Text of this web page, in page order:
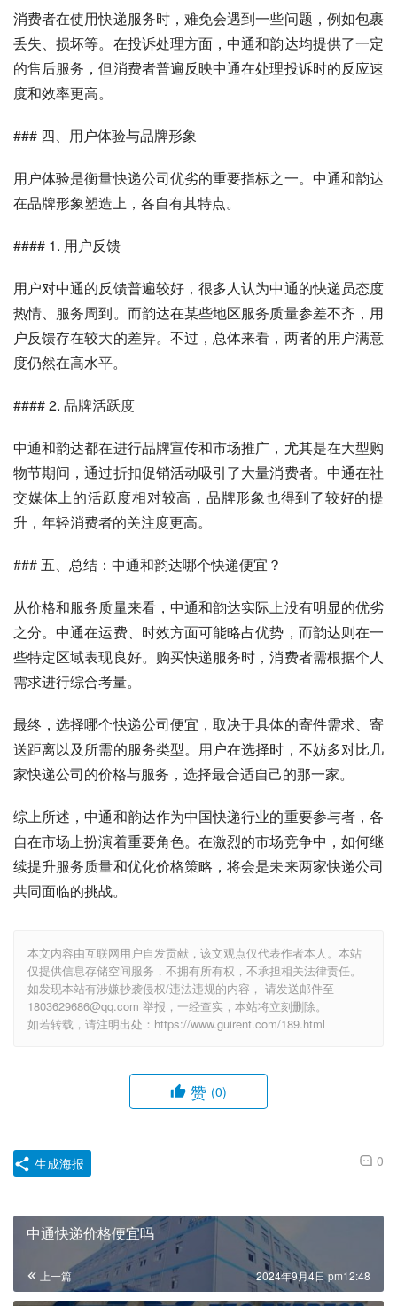
消费者在使用快递服务时，难免会遇到一些问题，例如包裹
丢失、损坏等。在投诉处理方面，中通和韵达均提供了一定
的售后服务，但消费者普遍反映中通在处理投诉时的反应速
度和效率更高。
### 四、用户体验与品牌形象
用户体验是衡量快递公司优劣的重要指标之一。中通和韵达
在品牌形象塑造上，各自有其特点。
#### 1. 用户反馈
用户对中通的反馈普遍较好，很多人认为中通的快递员态度
热情、服务周到。而韵达在某些地区服务质量参差不齐，用
户反馈存在较大的差异。不过，总体来看，两者的用户满意
度仍然在高水平。
#### 2. 品牌活跃度
中通和韵达都在进行品牌宣传和市场推广，尤其是在大型购
物节期间，通过折扣促销活动吸引了大量消费者。中通在社
交媒体上的活跃度相对较高，品牌形象也得到了较好的提
升，年轻消费者的关注度更高。
### 五、总结：中通和韵达哪个快递便宜？
从价格和服务质量来看，中通和韵达实际上没有明显的优劣
之分。中通在运费、时效方面可能略占优势，而韵达则在一
些特定区域表现良好。购买快递服务时，消费者需根据个人
需求进行综合考量。
最终，选择哪个快递公司便宜，取决于具体的寄件需求、寄
送距离以及所需的服务类型。用户在选择时，不妨多对比几
家快递公司的价格与服务，选择最合适自己的那一家。
综上所述，中通和韵达作为中国快递行业的重要参与者，各
自在市场上扮演着重要角色。在激烈的市场竞争中，如何继
续提升服务质量和优化价格策略，将会是未来两家快递公司
共同面临的挑战。
本文内容由互联网用户自发贡献，该文观点仅代表作者本人。本站
仅提供信息存储空间服务，不拥有所有权，不承担相关法律责任。
如发现本站有涉嫌抄袭侵权/违法违规的内容， 请发送邮件至
1803629686@qq.com 举报，一经查实，本站将立刻删除。
如若转载，请注明出处：https://www.guirent.com/189.html
赞 (0)
0
生成海报
中通快递价格便宜吗
上一篇 2024年9月4日 pm12:48